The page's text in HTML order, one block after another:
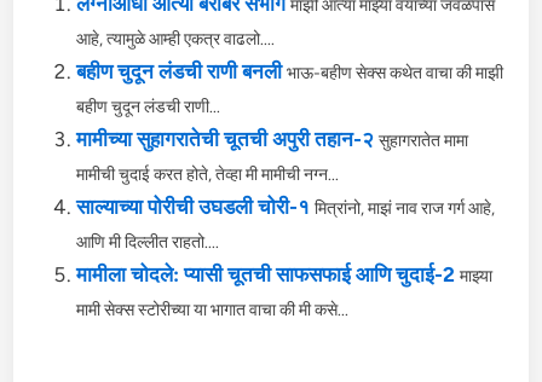
माझी आत्या माझ्या वयाच्या जवळपास
आहे, त्यामुळे आम्ही एकत्र वाढलो....
बहीण चुदून लंडची राणी बनली भाऊ-बहीण सेक्स कथेत वाचा की माझी
बहीण चुदून लंडची राणी...
मामीच्या सुहागरातेची चूतची अपुरी तहान-२ सुहागरातेत मामा
मामीची चुदाई करत होते, तेव्हा मी मामीची नग्न...
साल्याच्या पोरीची उघडली चोरी-१ मित्रांनो, माझं नाव राज गर्ग आहे,
आणि मी दिल्लीत राहतो....
मामीला चोदले: प्यासी चूतची साफसफाई आणि चुदाई-2 माझ्या
मामी सेक्स स्टोरीच्या या भागात वाचा की मी कसे...